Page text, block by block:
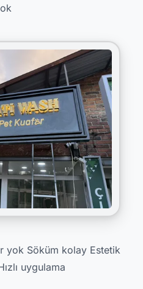
yok Söküm kolay Estetik
uygulama